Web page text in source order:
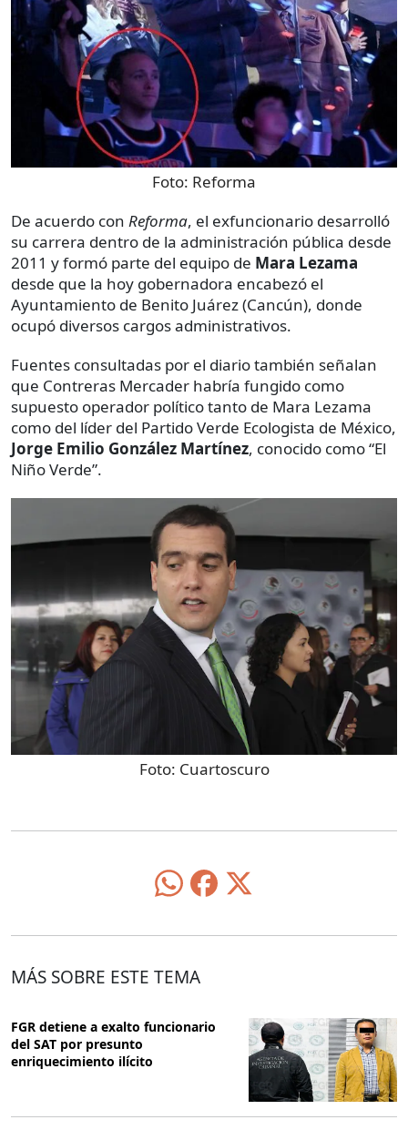
Foto: Reforma
De acuerdo con Reforma, el exfuncionario desarrolló
su carrera dentro de la administración pública desde
2011 y formó parte del equipo de Mara Lezama
desde que la hoy gobernadora encabezó el
Ayuntamiento de Benito Juárez (Cancún), donde
ocupó diversos cargos administrativos.
Fuentes consultadas por el diario también señalan
que Contreras Mercader habría fungido como
supuesto operador político tanto de Mara Lezama
como del líder del Partido Verde Ecologista de México,
Jorge Emilio González Martínez, conocido como “El
Niño Verde”.
Foto: Cuartoscuro
MÁS SOBRE ESTE TEMA
FGR detiene a exalto funcionario
del SAT por presunto
enriquecimiento ilícito